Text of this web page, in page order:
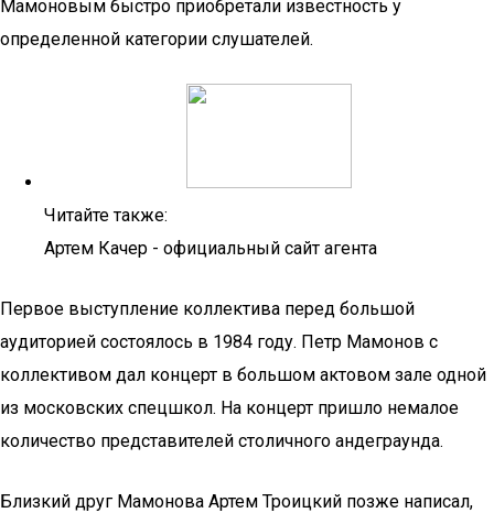
Мамоновым быстро приобретали известность у
определенной категории слушателей.
Читайте также:
Артем Качер - официальный сайт агента
Первое выступление коллектива перед большой
аудиторией состоялось в 1984 году. Петр Мамонов с
коллективом дал концерт в большом актовом зале одной
из московских спецшкол. На концерт пришло немалое
количество представителей столичного андеграунда.
Близкий друг Мамонова Артем Троицкий позже написал,